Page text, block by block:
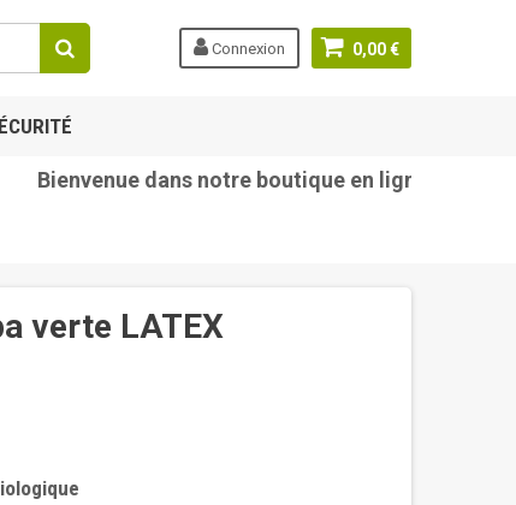
0,00 €
Connexion
Bienvenue dans notre boutique en ligne tetine-
verte LATEX